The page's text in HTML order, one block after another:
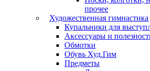
прочее
Художественная гимнастика
Купальники для
Аксессуары и
Обмотки
Обувь Худ.Гим
Предметы